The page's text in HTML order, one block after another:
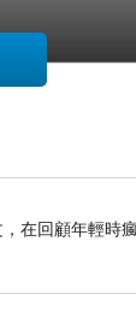
在回顧年輕時